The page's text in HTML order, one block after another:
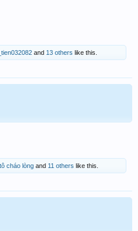
and 13 others like this.
cháo lòng and 11 others like this.